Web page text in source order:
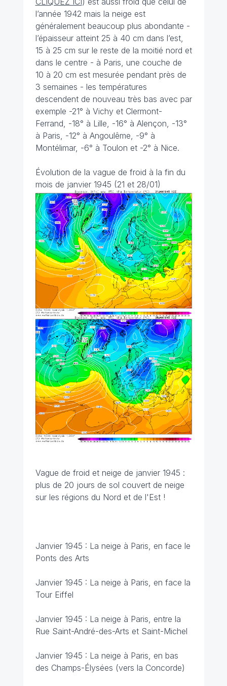
l’année 1942 mais la neige est
généralement beaucoup plus abondante -
l’épaisseur atteint 25 à 40 cm dans l’est,
15 à 25 cm sur le reste de la moitié nord et
dans le centre - à Paris, une couche de
10 à 20 cm est mesurée pendant près de
3 semaines - les températures
descendent de nouveau très bas avec par
exemple -21° à Vichy et Clermont-
Ferrand, -18° à Lille, -16° à Alençon, -13°
à Paris, -12° à Angoulême, -9° à
Montélimar, -6° à Toulon et -2° à Nice.
Évolution de la vague de froid à la fin du
mois de janvier 1945 (21 et 28/01)
Vague de froid et neige de janvier 1945 :
plus de 20 jours de sol couvert de neige
sur les régions du Nord et de l'Est !
Janvier 1945 : La neige à Paris, en face le
Ponts des Arts
Janvier 1945 : La neige à Paris, en face la
Tour Eiffel
Janvier 1945 : La neige à Paris, entre la
Rue Saint-André-des-Arts et Saint-Michel
Janvier 1945 : La neige à Paris, en bas
des Champs-Élysées (vers la Concorde)